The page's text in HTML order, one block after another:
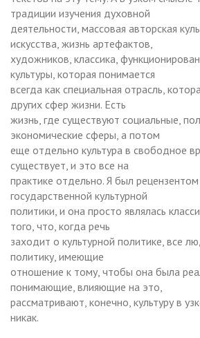
традиции изучения духовной
деятельности, массовая авторская
искусства, жизнь артефактов,
художников, классика,
культуры, которая понимается
всегда как специальная отрасль,
других сфер жизни. Есть
жизнь, где существуют социальные,
экономические сферы, а потом
еще отдельно культура в свободное
существует, и это все на
практике отдельно. Я был
государственной культурной
политики, и она просто являлась
того, что, когда речь
заходит о культурной политике, все
политику, имеющие
отношение к тому, чтобы она была
понимающие, влияющие на это,
рассматривают, конечно, культуру в
никак.